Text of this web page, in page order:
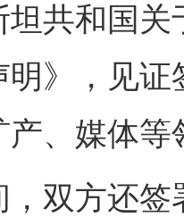
坦共和国
明》，见
产、媒体
方还签